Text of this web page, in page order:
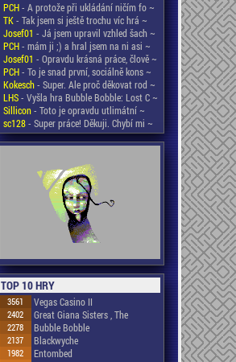
PCH- A protože při ukládání ničím fo ~
TK- Tak jsem si ještě trochu víc hrá ~
Josef01 - Já jsem upravil vzhled šach ~
PCH- mám ji ;) a hral jsem na ni asi ~
Josef01 - Opravdu krásná práce, člově ~
PCH- To je snad první, sociálně kons ~
Kokesch- Super. Ale proč děkovat rod ~
LHS- Vyšla hra Bubble Bobble: Lost C ~
Sillicon- Toto je opravdu utlimátní ~
sc128- Super práce! Děkuji. Chybí mi ~
TOP 10 HRY
3561 Vegas Casino II
2402 Great Giana Sisters , The
2278 Bubble Bobble
2137 Blackwyche
1982 Entombed